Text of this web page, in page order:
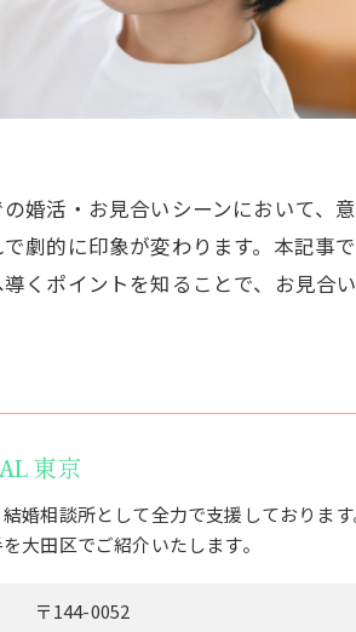
活・お見合いシーンにおいて、
劇的に印象が変わります。本記事
くポイントを知ることで、お見合
東京
婚相談所として全力で支援しておりま
大田区でご紹介いたします。
〒144-0052